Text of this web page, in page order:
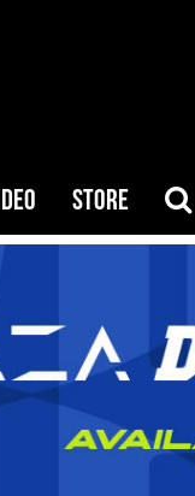
STORE